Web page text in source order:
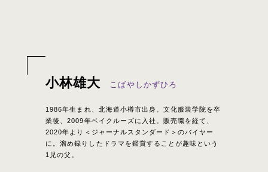
小林雄大 こばやしかずひろ
1986年生まれ、北海道小樽市出身。文化服装学院を卒
業後、2009年ベイクルーズに入社。販売職を経て、
2020年より＜ジャーナルスタンダード＞のバイヤー
に。溜め録りしたドラマを鑑賞することが趣味という
1児の父。